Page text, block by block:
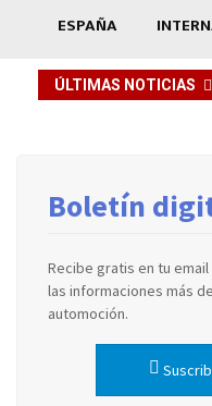
ESPAÑA
ÚLTIMAS NOTICIAS
Boletín
Recibe gratis en tu
las informaciones más
automoción.